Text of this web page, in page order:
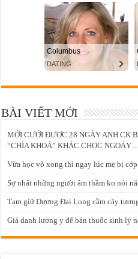
BÀI VIẾT MỚI
MỚI CƯỚI ĐƯỢC 28 NGÀY ANH CK
“CHÌA KHOÁ” KHÁC CHỌC NGOÁY…
Vừa học võ xong thì ngay lúc mẹ bị
Sợ nhất những người âm thầm ko nói
Tạm giữ Dương Đại Long cầm cây
Giả danh lương y để bán thuốc sinh lý